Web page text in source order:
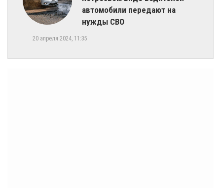
автомобили передают на
нужды СВО
20 апреля 2024, 11:35